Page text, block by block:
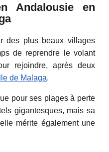
Andalousie en
des plus beaux villages
de reprendre le volant
rejoindre, après deux
de Malaga.
pour ses plages à perte
gigantesques, mais sa
mérite également une